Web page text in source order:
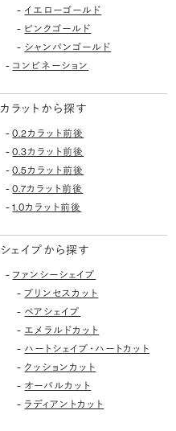
-イエローゴールド
- ピンクゴールド
- シャンパンゴールド
- コンビネーション
カラットから探す
-0.2カラット前後
-0.3カラット前後
-0.5カラット前後
-0.7カラット前後
-1.0カラット前後
シェイプから探す
- ファンシーシェイプ
-プリンセスカット
- ペアシェイプ
- エメラルドカット
- ハートシェイプ・ハートカット
- クッションカット
- オーバルカット
- ラディアントカット